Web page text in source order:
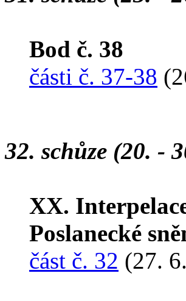
Bod č. 38
části č. 37-38
32. schůze (20. -
XX.
Poslanecké
část č. 32 (27.